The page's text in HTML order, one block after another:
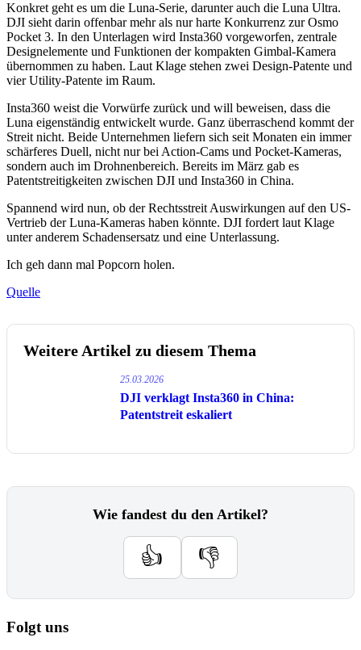
Konkret geht es um die Luna-Serie, darunter auch die Luna Ultra.
DJI sieht darin offenbar mehr als nur harte Konkurrenz zur Osmo
Pocket 3. In den Unterlagen wird Insta360 vorgeworfen, zentrale
Designelemente und Funktionen der kompakten Gimbal-Kamera
übernommen zu haben. Laut Klage stehen zwei Design-Patente und
vier Utility-Patente im Raum.
Insta360 weist die Vorwürfe zurück und will beweisen, dass die
Luna eigenständig entwickelt wurde. Ganz überraschend kommt der
Streit nicht. Beide Unternehmen liefern sich seit Monaten ein immer
schärferes Duell, nicht nur bei Action-Cams und Pocket-Kameras,
sondern auch im Drohnenbereich. Bereits im März gab es
Patentstreitigkeiten zwischen DJI und Insta360 in China.
Spannend wird nun, ob der Rechtsstreit Auswirkungen auf den US-
Vertrieb der Luna-Kameras haben könnte. DJI fordert laut Klage
unter anderem Schadensersatz und eine Unterlassung.
Ich geh dann mal Popcorn holen.
Quelle
Weitere Artikel zu diesem Thema
25.03.2026
DJI verklagt Insta360 in China:
Patentstreit eskaliert
Wie fandest du den Artikel?
👍 👎
Folgt uns